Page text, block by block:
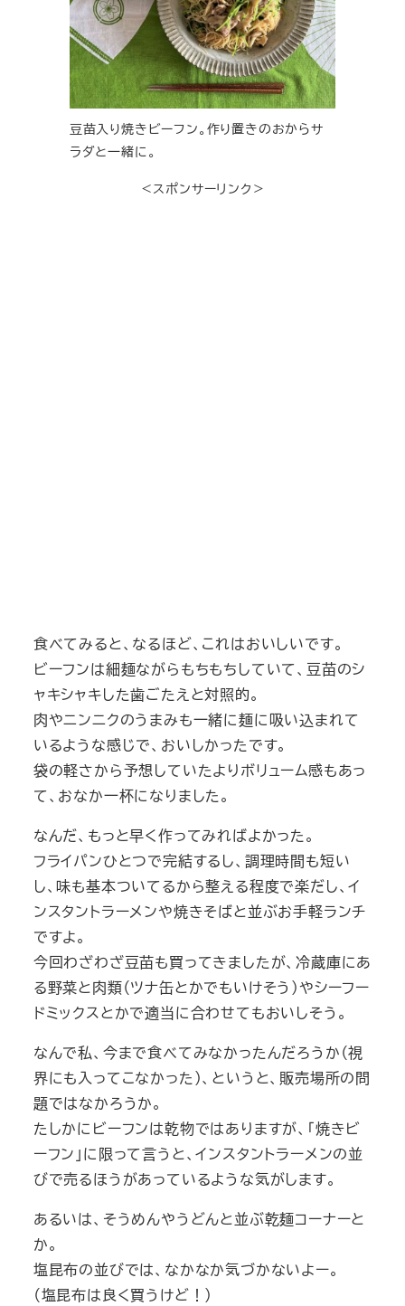
豆苗入り焼きビーフン。作り置きのおからサ
ラダと一緒に。
＜スポンサーリンク＞
食べてみると、なるほど、これはおいしいです。
ビーフンは細麺ながらもちもちしていて、豆苗のシ
ャキシャキした歯ごたえと対照的。
肉やニンニクのうまみも一緒に麺に吸い込まれて
いるような感じで、おいしかったです。
袋の軽さから予想していたよりボリューム感もあっ
て、おなか一杯になりました。
なんだ、もっと早く作ってみればよかった。
フライパンひとつで完結するし、調理時間も短い
し、味も基本ついてるから整える程度で楽だし、イ
ンスタントラーメンや焼きそばと並ぶお手軽ランチ
ですよ。
今回わざわざ豆苗も買ってきましたが、冷蔵庫にあ
る野菜と肉類（ツナ缶とかでもいけそう）やシーフー
ドミックスとかで適当に合わせてもおいしそう。
なんで私、今まで食べてみなかったんだろうか（視
界にも入ってこなかった）、というと、販売場所の問
題ではなかろうか。
たしかにビーフンは乾物ではありますが、「焼きビ
ーフン」に限って言うと、インスタントラーメンの並
びで売るほうがあっているような気がします。
あるいは、そうめんやうどんと並ぶ乾麺コーナーと
か。
塩昆布の並びでは、なかなか気づかないよー。
（塩昆布は良く買うけど！）